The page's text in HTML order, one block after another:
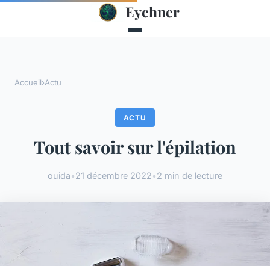
Eychner
Accueil›Actu
ACTU
Tout savoir sur l'épilation
ouida•21 décembre 2022•2 min de lecture